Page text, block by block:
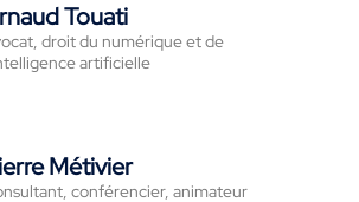
Touati
droit du numérique et de
artificielle
Métivier
conférencier, animateur